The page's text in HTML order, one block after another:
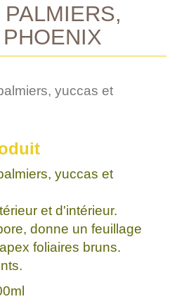
yuccas et
yuccas et
et d'intérieur.
donne un feuillage
foliaires bruns.